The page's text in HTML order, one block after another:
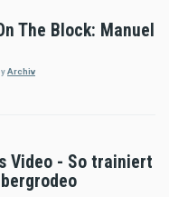
The Block: Manuel
Archiv
Video - So trainiert